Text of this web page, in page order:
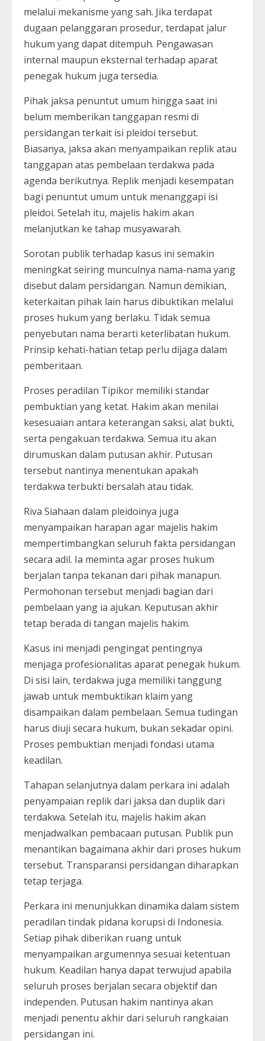
melalui mekanisme yang sah. Jika terdapat
dugaan pelanggaran prosedur, terdapat jalur
hukum yang dapat ditempuh. Pengawasan
internal maupun eksternal terhadap aparat
penegak hukum juga tersedia.
Pihak jaksa penuntut umum hingga saat ini
belum memberikan tanggapan resmi di
persidangan terkait isi pleidoi tersebut.
Biasanya, jaksa akan menyampaikan replik atau
tanggapan atas pembelaan terdakwa pada
agenda berikutnya. Replik menjadi kesempatan
bagi penuntut umum untuk menanggapi isi
pleidoi. Setelah itu, majelis hakim akan
melanjutkan ke tahap musyawarah.
Sorotan publik terhadap kasus ini semakin
meningkat seiring munculnya nama-nama yang
disebut dalam persidangan. Namun demikian,
keterkaitan pihak lain harus dibuktikan melalui
proses hukum yang berlaku. Tidak semua
penyebutan nama berarti keterlibatan hukum.
Prinsip kehati-hatian tetap perlu dijaga dalam
pemberitaan.
Proses peradilan Tipikor memiliki standar
pembuktian yang ketat. Hakim akan menilai
kesesuaian antara keterangan saksi, alat bukti,
serta pengakuan terdakwa. Semua itu akan
dirumuskan dalam putusan akhir. Putusan
tersebut nantinya menentukan apakah
terdakwa terbukti bersalah atau tidak.
Riva Siahaan dalam pleidoinya juga
menyampaikan harapan agar majelis hakim
mempertimbangkan seluruh fakta persidangan
secara adil. Ia meminta agar proses hukum
berjalan tanpa tekanan dari pihak manapun.
Permohonan tersebut menjadi bagian dari
pembelaan yang ia ajukan. Keputusan akhir
tetap berada di tangan majelis hakim.
Kasus ini menjadi pengingat pentingnya
menjaga profesionalitas aparat penegak hukum.
Di sisi lain, terdakwa juga memiliki tanggung
jawab untuk membuktikan klaim yang
disampaikan dalam pembelaan. Semua tudingan
harus diuji secara hukum, bukan sekadar opini.
Proses pembuktian menjadi fondasi utama
keadilan.
Tahapan selanjutnya dalam perkara ini adalah
penyampaian replik dari jaksa dan duplik dari
terdakwa. Setelah itu, majelis hakim akan
menjadwalkan pembacaan putusan. Publik pun
menantikan bagaimana akhir dari proses hukum
tersebut. Transparansi persidangan diharapkan
tetap terjaga.
Perkara ini menunjukkan dinamika dalam sistem
peradilan tindak pidana korupsi di Indonesia.
Setiap pihak diberikan ruang untuk
menyampaikan argumennya sesuai ketentuan
hukum. Keadilan hanya dapat terwujud apabila
seluruh proses berjalan secara objektif dan
independen. Putusan hakim nantinya akan
menjadi penentu akhir dari seluruh rangkaian
persidangan ini.